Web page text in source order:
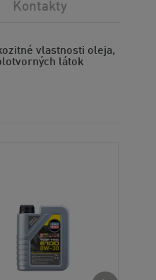
vlastnosti oleja,
látok
Kontakty